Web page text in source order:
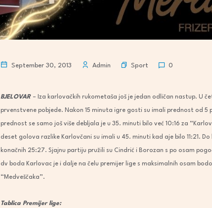
September 30, 2013 Admin Sport 0
BJELOVAR – Iza karlovačkih rukometaša još je jedan odličan nastup. U
prvenstvene pobjede. Nakon 15 minuta igre gosti su imali prednost od
prednost se samo još više debljala je u 35. minuti bilo već 10:16 za
deset golova razlike Karlovčani su imali u 45. minuti kad aje bilo 11:21.
konačnih 25:27. Sjajnu partiju pružili su Cindrić i Borozan s po osam
dv boda Karlovac je i dalje na čelu premijer lige s maksimalnih osam
“Medveščaka”.
Tablica Premijer lige: